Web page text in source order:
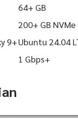
64+ GB
200+ GB NVMe
9+Ubuntu 24.04
1 Gbps+